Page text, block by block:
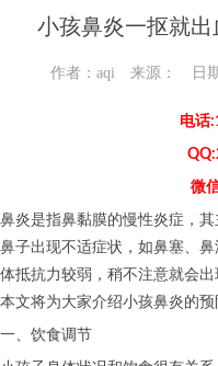
小孩鼻炎一抠就
作者：aqi 来源： 日
电话
微
鼻炎是指鼻黏膜的慢性炎症，
鼻子出现不适症状，如鼻塞、
体抵抗力较弱，稍不注意就会
本文将为大家介绍小孩鼻炎的预
一、饮食调节